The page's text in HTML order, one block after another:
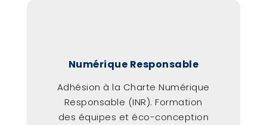
Numérique Responsable
Adhésion à la Charte Numérique
Responsable (INR). Formation
des équipes et éco-conception